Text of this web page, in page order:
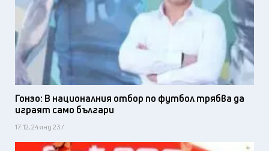
Гонзо: В националния отбор по футбол трябва да
играят само българи
17:12, 24 яну 23 /